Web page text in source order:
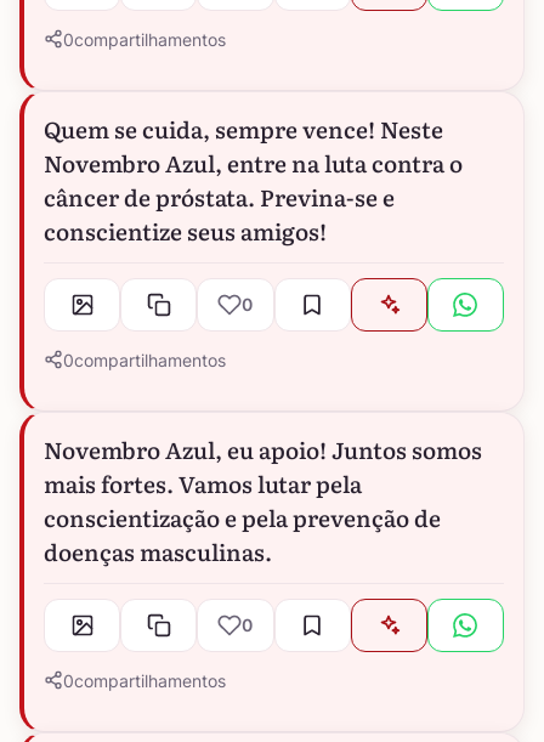
0compartilhamentos
Quem se cuida, sempre vence! Neste
Novembro Azul, entre na luta contra o
câncer de próstata. Previna-se e
conscientize seus amigos!
0
0compartilhamentos
Novembro Azul, eu apoio! Juntos somos
mais fortes. Vamos lutar pela
conscientização e pela prevenção de
doenças masculinas.
0
0compartilhamentos